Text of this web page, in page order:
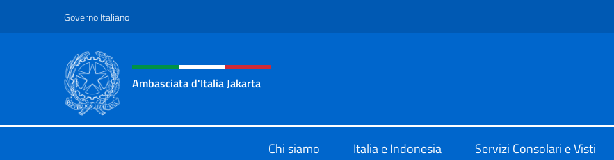
Governo Italiano
Intestazione sito, social e menù
Ambasciata d'Italia Jakarta
Chi siamo Italia e Indonesia Servizi Consolari e Visti